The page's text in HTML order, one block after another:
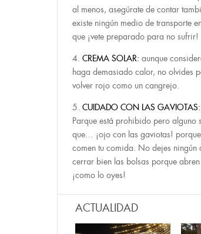
al menos, asegúrate de contar
existe ningún medio de transporte
que ¡vete preparado para no sufrir!
4. CREMA SOLAR: aunque
haga demasiado calor, no olvides
volver rojo como un cangrejo.
5. CUIDADO CON LAS GAVIOTAS:
Parque está prohibido pero
que… ¡ojo con las gaviotas!
comen tu comida. No dejes ningún
cerrar bien las bolsas porque
¡como lo oyes!
ACTUALIDAD